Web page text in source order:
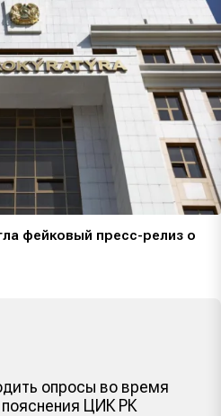
фейковый пресс-релиз о
опросы во время
ЦИК РК